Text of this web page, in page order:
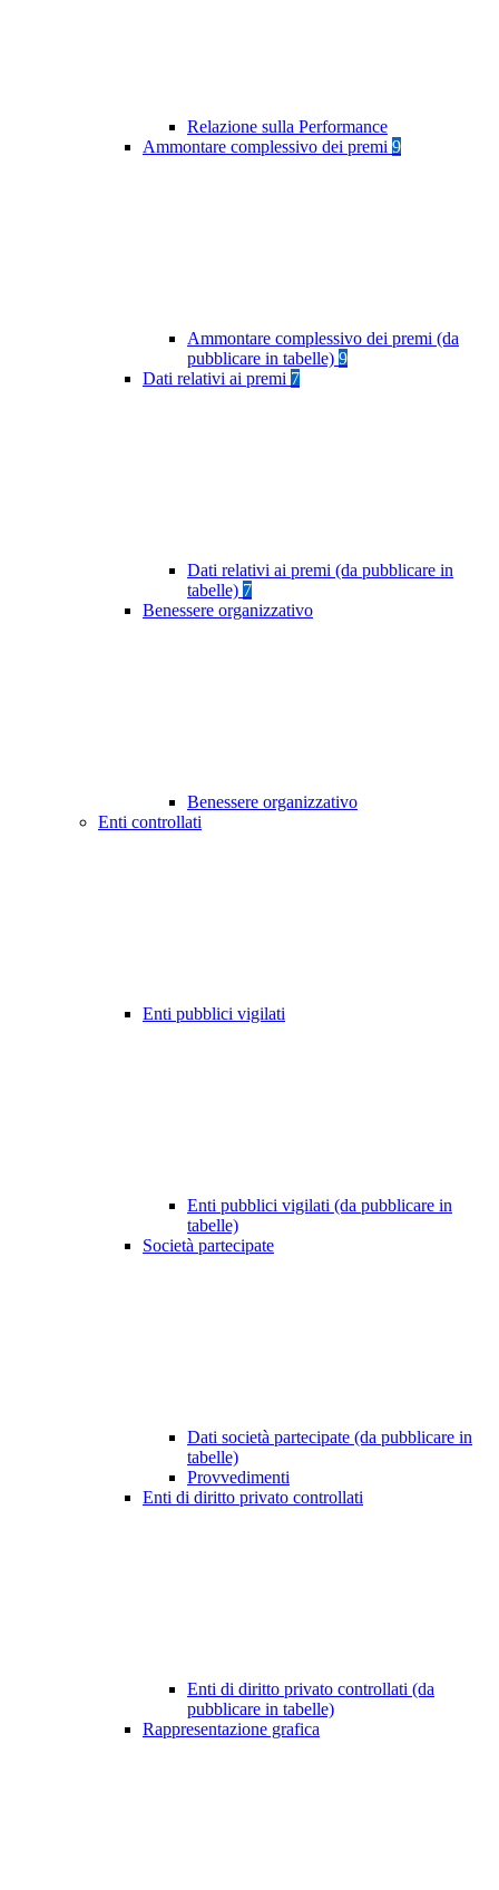
Relazione sulla Performance
Ammontare complessivo dei premi 9
Ammontare complessivo dei premi (da
pubblicare in tabelle) 9
Dati relativi ai premi 7
Dati relativi ai premi (da pubblicare in
tabelle) 7
Benessere organizzativo
Benessere organizzativo
Enti controllati
Enti pubblici vigilati
Enti pubblici vigilati (da pubblicare in
tabelle)
Società partecipate
Dati società partecipate (da pubblicare in
tabelle)
Provvedimenti
Enti di diritto privato controllati
Enti di diritto privato controllati (da
pubblicare in tabelle)
Rappresentazione grafica